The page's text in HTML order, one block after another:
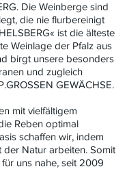
Die Weinberge sind
die nie flurbereinigt
ist die älteste
Weinlage der Pfalz aus
birgt unsere besonders
und zugleich
GEWÄCHSE.
mit vielfältigem
Reben optimal
schaffen wir, indem
der Natur arbeiten. Somit
uns nahe, seit 2009